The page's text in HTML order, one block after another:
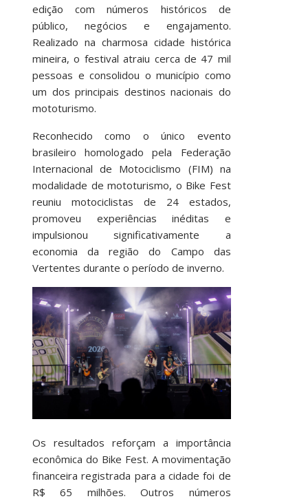
edição com números históricos de
público, negócios e engajamento.
Realizado na charmosa cidade histórica
mineira, o festival atraiu cerca de 47 mil
pessoas e consolidou o município como
um dos principais destinos nacionais do
mototurismo.
Reconhecido como o único evento
brasileiro homologado pela Federação
Internacional de Motociclismo (FIM) na
modalidade de mototurismo, o Bike Fest
reuniu motociclistas de 24 estados,
promoveu experiências inéditas e
impulsionou significativamente a
economia da região do Campo das
Vertentes durante o período de inverno.
Os resultados reforçam a importância
econômica do Bike Fest. A movimentação
financeira registrada para a cidade foi de
R$ 65 milhões. Outros números